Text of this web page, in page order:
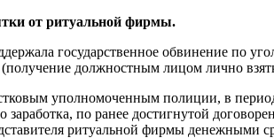
от ритуальной фирмы.
государственное обвинение
должностным лицом лично
уполномоченным полиции, в
по ранее достигнутой
ритуальной фирмы денежными